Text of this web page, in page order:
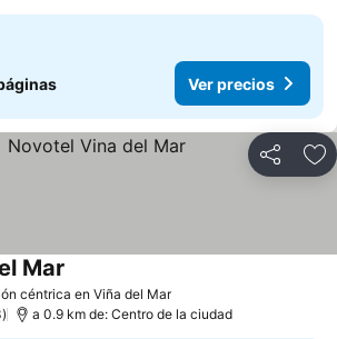
Ver precios
Compartir
céntrica en Viña del MarVer precios
Mar
a 0.9 km de: Centro de la ciudad